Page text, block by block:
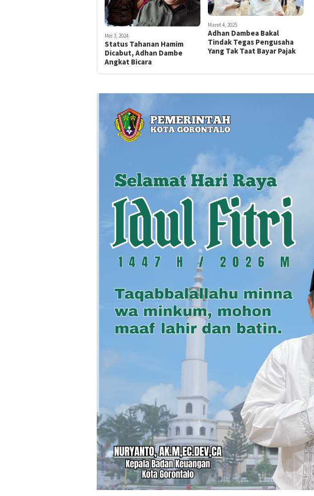
Mei 3, 2024
Status Tahanan Hamim
Dicabut, Adhan Dambe
Angkat Bicara
Maret 4, 2025
Adhan Dambea Bakal
Tindak Tegas Pengusaha
Yang Tak Taat Bayar Pajak